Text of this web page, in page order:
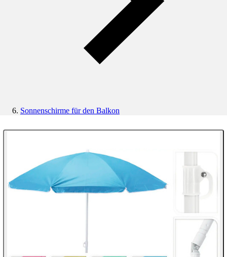
Sonnenschirme für den Balkon